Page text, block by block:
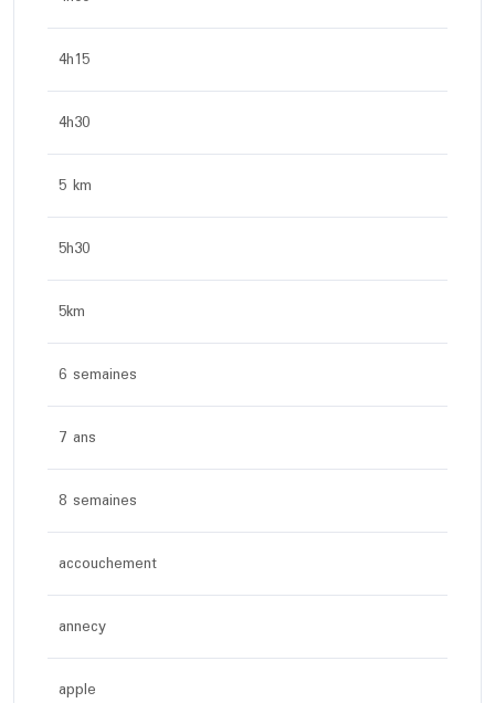
4h15
4h30
5 km
5h30
5km
6 semaines
7 ans
8 semaines
accouchement
annecy
apple